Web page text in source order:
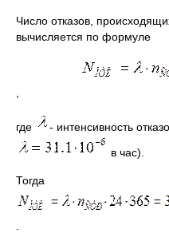
Число отказов,
вычисляется по формуле
,
где
- интенсивность
в час).
Тогда